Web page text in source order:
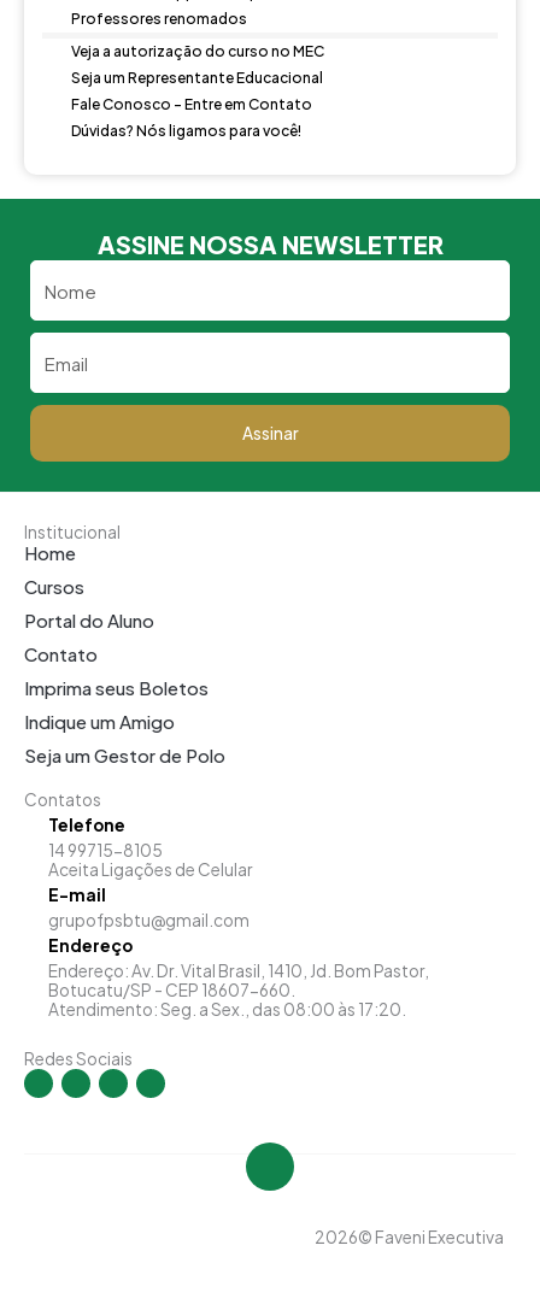
Professores renomados
Veja a autorização do curso no MEC
Seja um Representante Educacional
Fale Conosco - Entre em Contato
Dúvidas? Nós ligamos para você!
ASSINE NOSSA NEWSLETTER
Assinar
Institucional
Home
Cursos
Portal do Aluno
Contato
Imprima seus Boletos
Indique um Amigo
Seja um Gestor de Polo
Contatos
Telefone
14 99715-8105
Aceita Ligações de Celular
E-mail
grupofpsbtu@gmail.com
Endereço
Endereço: Av. Dr. Vital Brasil, 1410, Jd. Bom Pastor,
Botucatu/SP - CEP 18607-660.
Atendimento: Seg. a Sex., das 08:00 às 17:20.
Redes Sociais
I
s
F
c
Y
u
L
n
2026© Faveni Executiva